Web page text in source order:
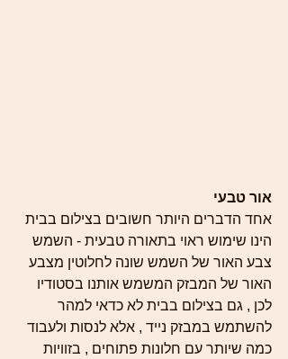
אור טבעי
אחד הדברים היותר חשובים בצילום בבית
הינו שימוש ראוי בתאורה טבעית - השמש
צבע האור של השמש שונה לחלוטין מצבע
האור של המבזק המשמש אותנו בסטודיו
לכן , גם בצילום בבית לא כדאי למהר
להשתמש במבזק נייד , אלא לנסות ולעבוד
כמה שיותר עם חלונות פתוחים , בזוויות